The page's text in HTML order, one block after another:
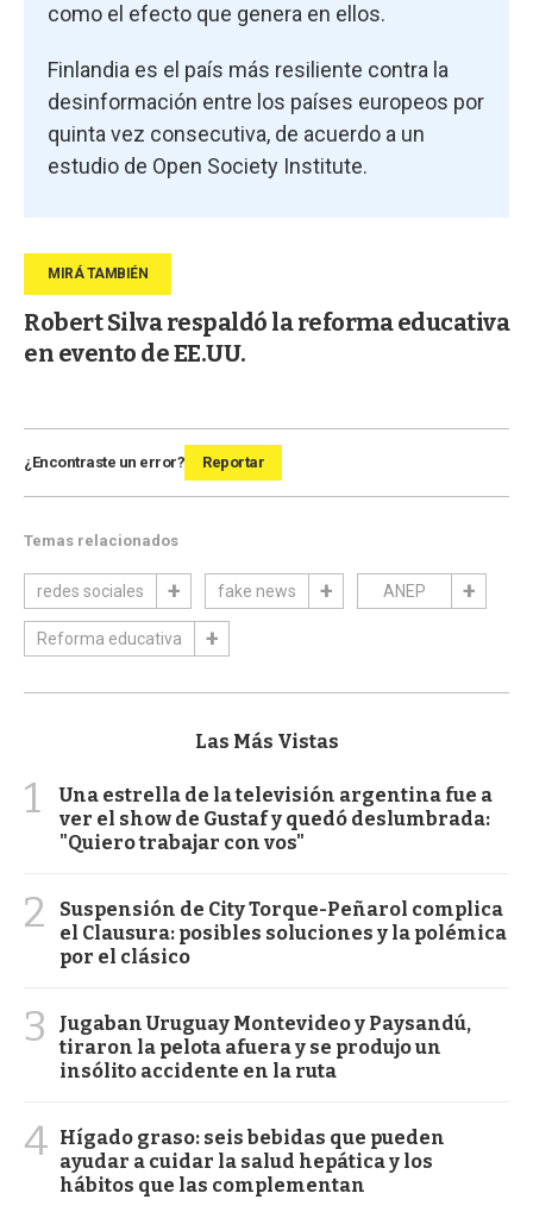
como el efecto que genera en ellos.
Finlandia es el país más resiliente contra la
desinformación entre los países europeos por
quinta vez consecutiva, de acuerdo a un
estudio de Open Society Institute.
Robert Silva respaldó la reforma educativa
en evento de EE.UU.
¿Encontraste un error? Reportar
Temas relacionados
redes sociales fake news ANEP
Reforma educativa
Las Más Vistas
1
Una estrella de la televisión argentina fue a
ver el show de Gustaf y quedó deslumbrada:
"Quiero trabajar con vos"
2
Suspensión de City Torque-Peñarol complica
el Clausura: posibles soluciones y la polémica
por el clásico
3
Jugaban Uruguay Montevideo y Paysandú,
tiraron la pelota afuera y se produjo un
insólito accidente en la ruta
4 Hígado graso: seis bebidas que pueden
ayudar a cuidar la salud hepática y los
hábitos que las complementan